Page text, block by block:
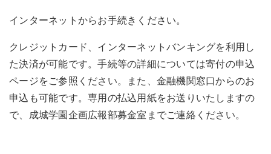
インターネットからお手続きください。
クレジットカード、インターネットバンキングを利用し
た決済が可能です。手続等の詳細については寄付の申込
ページをご参照ください。また、金融機関窓口からのお
申込も可能です。専用の払込用紙をお送りいたしますの
で、成城学園企画広報部募金室までご連絡ください。